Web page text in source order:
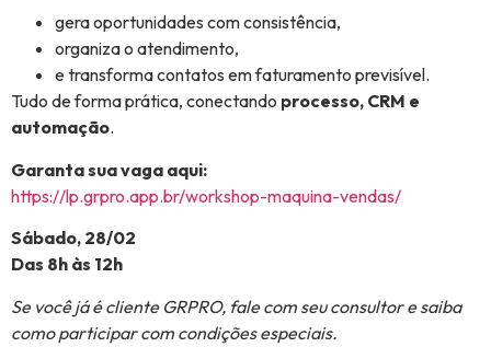
gera oportunidades com consistência,
organiza o atendimento,
e transforma contatos em faturamento previsível.
Tudo de forma prática, conectando processo, CRM e
automação.
Garanta sua vaga aqui:
https://lp.grpro.app.br/workshop-maquina-vendas/
Sábado, 28/02
Das 8h às 12h
Se você já é cliente GRPRO, fale com seu consultor e saiba
como participar com condições especiais.